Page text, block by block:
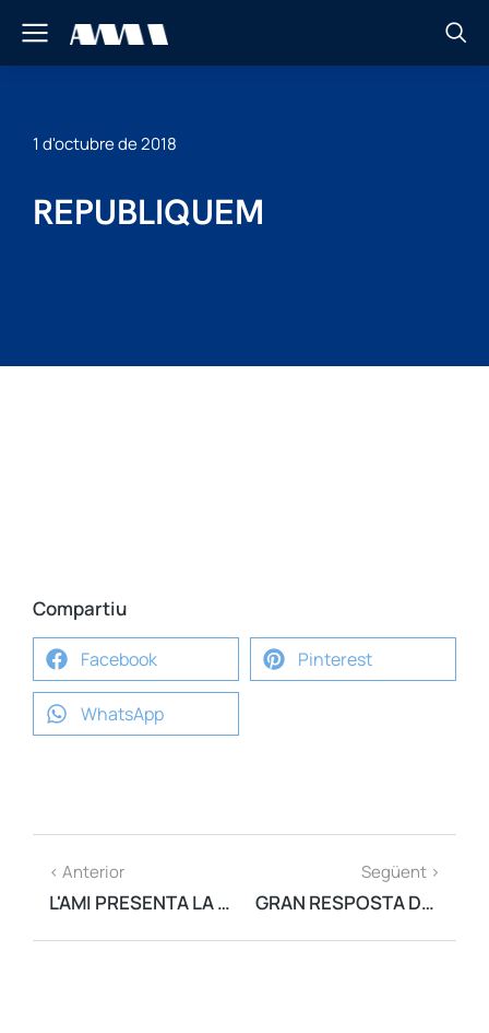
1 d'octubre de 2018
REPUBLIQUEM
Compartiu
Facebook Pinterest
WhatsApp
< Anterior
L'AMI PRESENTA LA CAMPANYA "REPUBLIQUEM" PER MOSTRAR EL SUPORT DEL MÓN LOCAL A LA REPÚBLICA
Següent >
GRAN RESPOSTA DELS AJUNTAMENTS CATALANS A LA CAMPANYA PER COMMEMORAR L'1-O, "REPUBLIQUEM"